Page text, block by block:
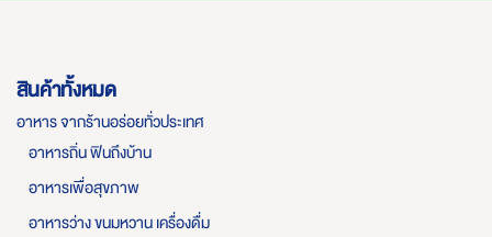
สินค้าทั้งหมด
อาหาร จากร้านอร่อยทั่วประเทศ
อาหารถิ่น ฟินถึงบ้าน
อาหารเพื่อสุขภาพ
อาหารว่าง ขนมหวาน เครื่องดื่ม